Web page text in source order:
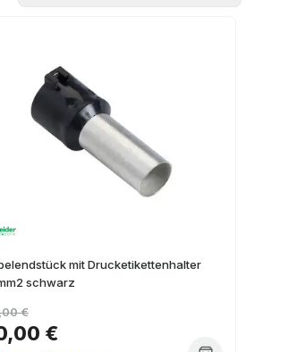
mit Drucketikettenhalter
schwarz
€
€